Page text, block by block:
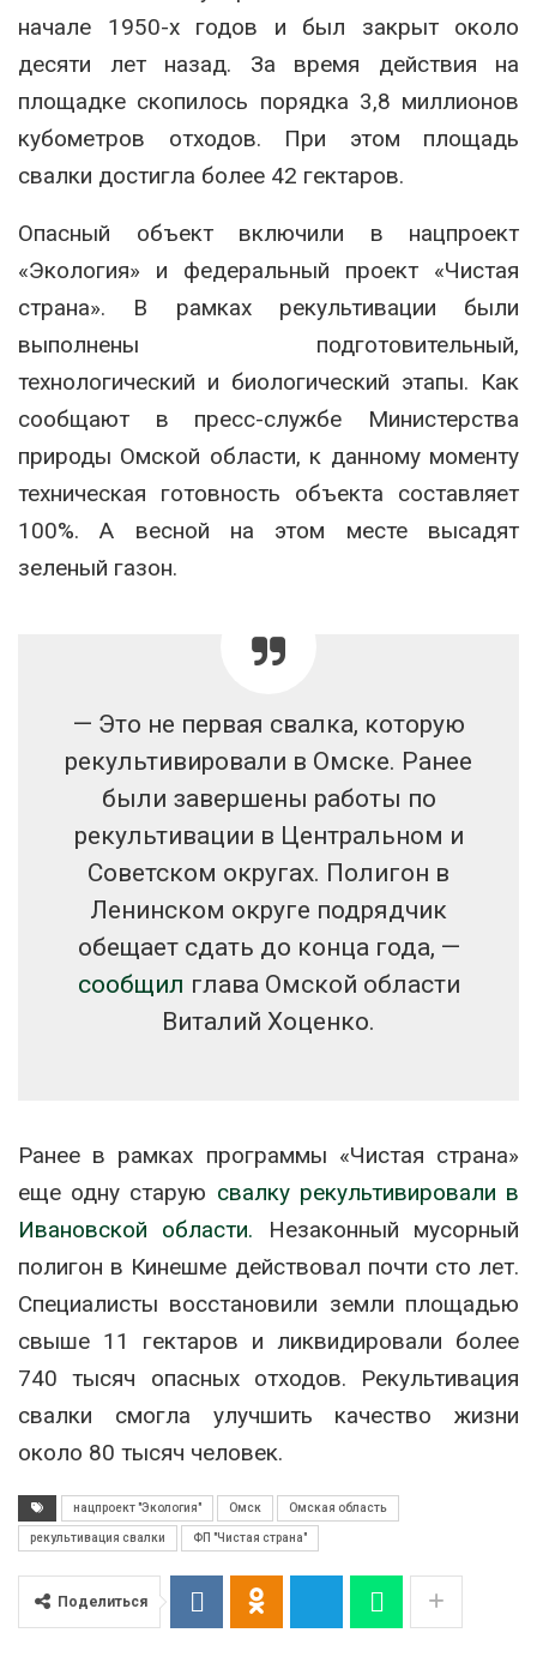
начале 1950-х годов и был закрыт около
десяти лет назад. За время действия на
площадке скопилось порядка 3,8 миллионов
кубометров отходов. При этом площадь
свалки достигла более 42 гектаров.
Опасный объект включили в нацпроект
«Экология» и федеральный проект «Чистая
страна». В рамках рекультивации были
выполнены подготовительный,
технологический и биологический этапы. Как
сообщают в пресс-службе Министерства
природы Омской области, к данному моменту
техническая готовность объекта составляет
100%. А весной на этом месте высадят
зеленый газон.
— Это не первая свалка, которую
рекультивировали в Омске. Ранее
были завершены работы по
рекультивации в Центральном и
Советском округах. Полигон в
Ленинском округе подрядчик
обещает сдать до конца года, —
сообщил глава Омской области
Виталий Хоценко.
Ранее в рамках программы «Чистая страна»
еще одну старую свалку рекультивировали в
Ивановской области. Незаконный мусорный
полигон в Кинешме действовал почти сто лет.
Специалисты восстановили земли площадью
свыше 11 гектаров и ликвидировали более
740 тысяч опасных отходов. Рекультивация
свалки смогла улучшить качество жизни
около 80 тысяч человек.
нацпроект "Экология" Омск Омская область
рекультивация свалки ФП "Чистая страна"
Поделиться